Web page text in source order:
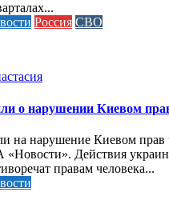
Россия СВО
о нарушении Киевом
на нарушение Киевом прав
«Новости». Действия
правам человека...